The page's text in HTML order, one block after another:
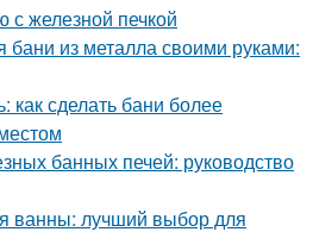
железной печкой
бани из металла своими руками:
сделать бани более
банных печей: руководство
ванны: лучший выбор для